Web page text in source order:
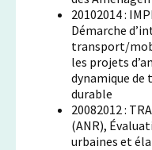
20102014 :
Démarche
transport/
les projets
dynamique
durable
20082012 :
(ANR),
urbaines et